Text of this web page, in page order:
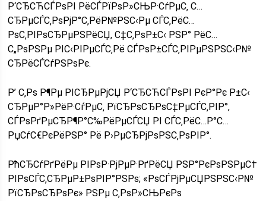
Р‘СЂСЋСЃРѕРІ РёСЃРїРѕР»СЊР·СѓРµС‚ С…
СЂРµСЃС‚РѕРјР°С‚РёР№РЅС‹Рµ СЃС‚РёС…
РѕС‚РІРѕСЂРµРЅРёСЏ, С‡С‚РѕР±С‹ РЅР° РёС…
С„РѕРЅРµ РІС‹РІРµСЃС‚Рё СЃРѕР±СЃС‚РІРµРЅРЅС‹Р№
СЂРёСЃСѓРЅРѕРє.
Р’ С‚Рѕ Р¶Рµ РІСЂРµРјСЏ Р‘СЂСЋСЃРѕРІ РєР°Рє Р±С‹
СЂРµР°Р»РёР·СѓРµС‚ РїСЂРѕСЂРѕС‡РµСЃС‚РІР°,
СЃРѕРґРµСЂР¶Р°С‰РёРµСЃСЏ РІ СЃС‚РёС…Р°С…
РџСѓС€РєРёРЅР° Рё Р›РµСЂРјРѕРЅС‚РѕРІР°.
РћСЂСѓРґРёРµ РІРѕР·РјРµР·РґРёСЏ РЅР°РєРѕРЅРµС†
РІРѕСЃС‚СЂРµР±РѕРІР°РЅРѕ; «РѕСЃРјРµСЏРЅРЅС‹Р№
РїСЂРѕСЂРѕРє» РЅРµ С‚РѕР»СЊРєРѕ